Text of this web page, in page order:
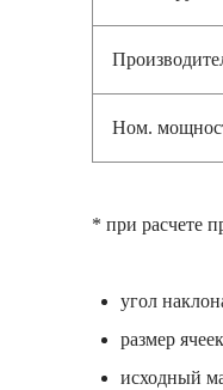
Ном.
* при расчете
угол
размер
исходный